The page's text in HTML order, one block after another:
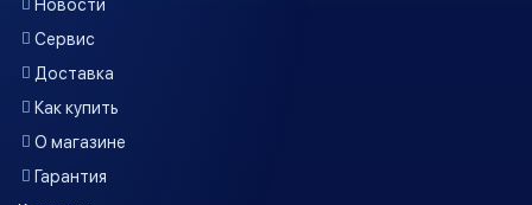
Новости
Сервис
Доставка
Как купить
О магазине
Гарантия